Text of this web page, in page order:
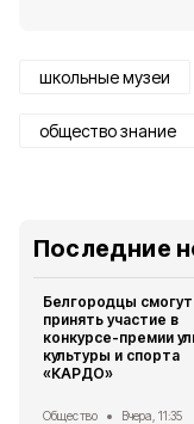
школьные музеи
общество знание
Последние
Белгородцы смогут
принять участие в
конкурсе-премии
культуры и спорта
«КАРДО»
Общество Вчера, 11:35